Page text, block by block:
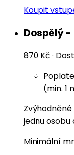
Koupit
Dospělý -
870 Kč ·
(min. 1
jednu osobu
Minimální